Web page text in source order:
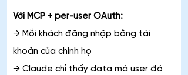
Với MCP + per-user OAuth:
→ Mỗi khách đăng nhập bằng tài
khoản của chính họ
→ Claude chỉ thấy data mà user đó